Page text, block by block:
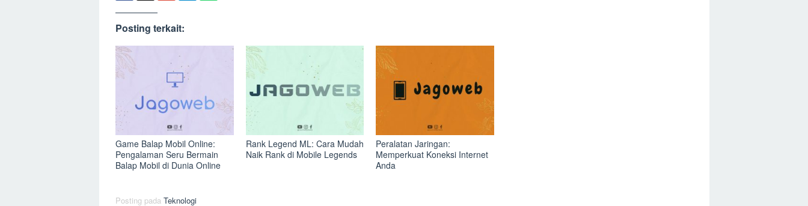
Posting terkait:
Game Balap Mobil Online:
Pengalaman Seru Bermain
Balap Mobil di Dunia Online
Rank Legend ML: Cara Mudah
Naik Rank di Mobile Legends
Peralatan Jaringan:
Memperkuat Koneksi Internet
Anda
Posting pada Teknologi